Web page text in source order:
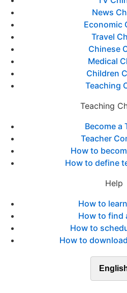
News
Economic
Travel
Chinese
Medical
Children
Teaching
Teaching
Become a
Teacher
How to
How to define
Help
How to
How to find
How to
How to